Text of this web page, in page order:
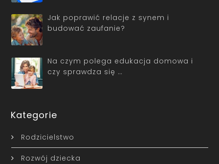
Jak poprawić relacje z synem i
budować zaufanie?
Na czym polega edukacja domowa i
czy sprawdza się …
Kategorie
Rodzicielstwo
Rozwój dziecka